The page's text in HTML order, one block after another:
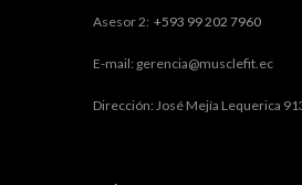
Asesor 2: +593 99 202 7960
E-mail: gerencia@musclefit.ec
Dirección: José Mejía Lequerica